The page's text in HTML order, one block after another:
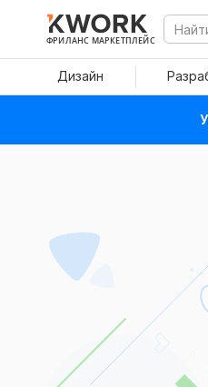
ФРИЛАНС МАРКЕТПЛЕЙС
Дизайн